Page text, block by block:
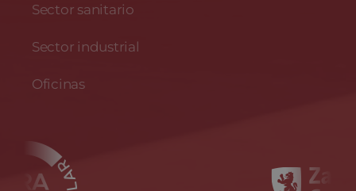
Sector sanitario
Sector industrial
Oficinas